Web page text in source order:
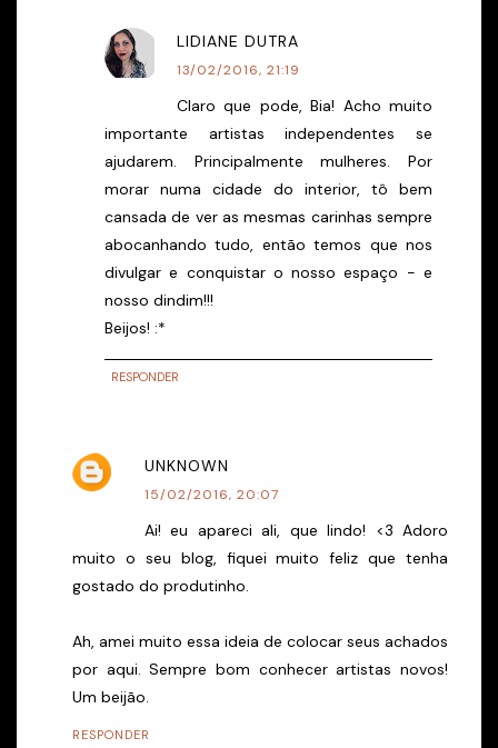
LIDIANE DUTRA
13/02/2016, 21:19
Claro que pode, Bia! Acho muito
importante artistas independentes se
ajudarem. Principalmente mulheres. Por
morar numa cidade do interior, tô bem
cansada de ver as mesmas carinhas sempre
abocanhando tudo, então temos que nos
divulgar e conquistar o nosso espaço - e
nosso dindim!!!
Beijos! :*
RESPONDER
UNKNOWN
15/02/2016, 20:07
Ai! eu apareci ali, que lindo! <3 Adoro
muito o seu blog, fiquei muito feliz que tenha
gostado do produtinho.
Ah, amei muito essa ideia de colocar seus achados
por aqui. Sempre bom conhecer artistas novos!
Um beijão.
RESPONDER